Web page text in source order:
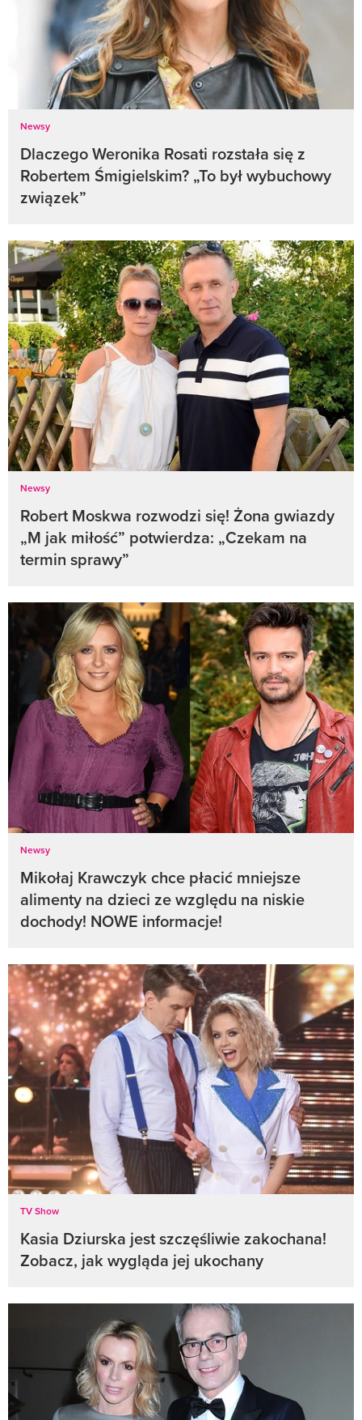
Newsy
Dlaczego Weronika Rosati rozstała się z
Robertem Śmigielskim? „To był wybuchowy
związek”
Newsy
Robert Moskwa rozwodzi się! Żona gwiazdy
„M jak miłość” potwierdza: „Czekam na
termin sprawy”
Newsy
Mikołaj Krawczyk chce płacić mniejsze
alimenty na dzieci ze względu na niskie
dochody! NOWE informacje!
TV Show
Kasia Dziurska jest szczęśliwie zakochana!
Zobacz, jak wygląda jej ukochany